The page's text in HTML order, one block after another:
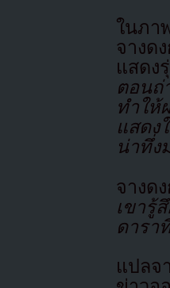
ในภา
จางด
แสดง
ตอนถ่
ทำใ
แสดง
น่าทึ่ง
จางด
เขา
ดารา
แปลจ